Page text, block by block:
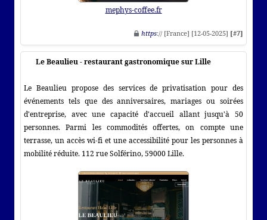
mephys-coffee.fr
https:// [France] [12-05-2025] [#7]
Le Beaulieu - restaurant gastronomique sur Lille
Le Beaulieu propose des services de privatisation pour des
événements tels que des anniversaires, mariages ou soirées
d'entreprise, avec une capacité d'accueil allant jusqu'à 50
personnes. Parmi les commodités offertes, on compte une
terrasse, un accès wi-fi et une accessibilité pour les personnes à
mobilité réduite. 112 rue Solférino, 59000 Lille.